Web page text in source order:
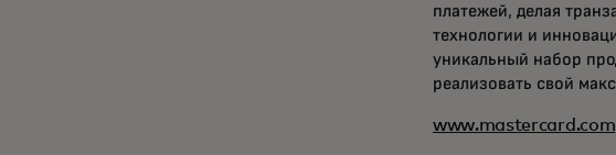
платежей, делая
технологии и
уникальный набор
реализовать свой
www.mastercard.com